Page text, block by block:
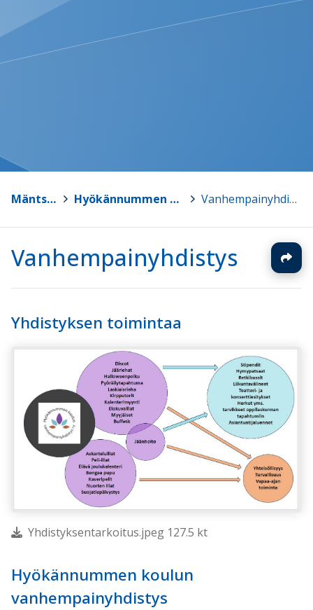
Mäntsälä > Hyökännummen koulu > Vanhempainyhdistys
Vanhempainyhdistys
Yhdistyksen toimintaa
Yhdistyksentarkoitus.jpeg 127.5 kt
Hyökännummen koulun
vanhempainyhdistys